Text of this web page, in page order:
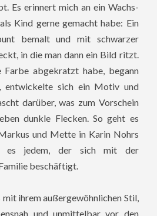
Es erinnert mich an ein Wachs-
Kind gerne gemacht habe: Ein
bemalt und mit schwarzer
in die man dann ein Bild ritzt.
abgekratzt habe, begann
entwickelte sich ein Motiv und
darüber, was zum Vorschein
dunkle Flecken. So geht es
und Mette in Karin Nohrs
es jedem, der sich mit der
beschäftigt.
ihrem außergewöhnlichen Stil,
und unmittelbar vor den